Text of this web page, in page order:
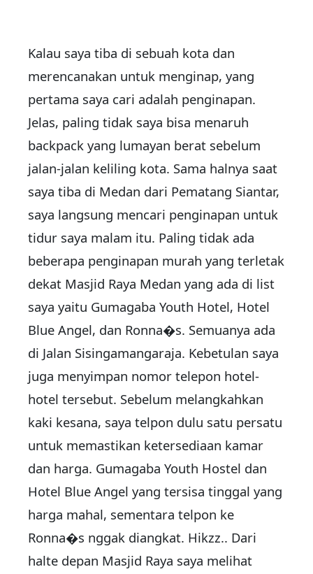
Kalau saya tiba di sebuah kota dan
merencanakan untuk menginap, yang
pertama saya cari adalah penginapan.
Jelas, paling tidak saya bisa menaruh
backpack yang lumayan berat sebelum
jalan-jalan keliling kota. Sama halnya saat
saya tiba di Medan dari Pematang Siantar,
saya langsung mencari penginapan untuk
tidur saya malam itu. Paling tidak ada
beberapa penginapan murah yang terletak
dekat Masjid Raya Medan yang ada di list
saya yaitu Gumagaba Youth Hotel, Hotel
Blue Angel, dan Ronna�s. Semuanya ada
di Jalan Sisingamangaraja. Kebetulan saya
juga menyimpan nomor telepon hotel-
hotel tersebut. Sebelum melangkahkan
kaki kesana, saya telpon dulu satu persatu
untuk memastikan ketersediaan kamar
dan harga. Gumagaba Youth Hostel dan
Hotel Blue Angel yang tersisa tinggal yang
harga mahal, sementara telpon ke
Ronna�s nggak diangkat. Hikzz.. Dari
halte depan Masjid Raya saya melihat